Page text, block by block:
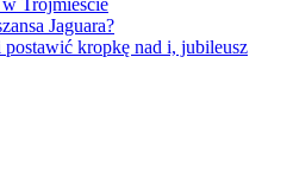
Jaguara?
kropkę nad i, jubileusz